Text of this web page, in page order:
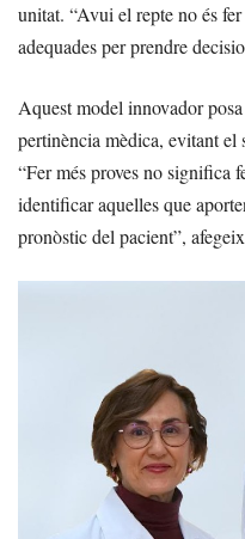
unitat. “Avui el repte no és
adequades per prendre
Aquest model innovador
pertinència mèdica, evitant el
“Fer més proves no significa
identificar aquelles que
pronòstic del pacient”,